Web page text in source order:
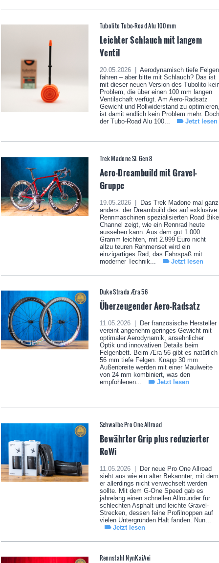
Tubolito Tubo-Road Alu 100 mm
Leichter Schlauch mit langem
Ventil
20.05.2026 |
Aerodynamisch tiefe Felgen
fahren – aber bitte mit Schlauch? Das ist
mit dieser neuen Version des Tubolito
Problem, die über einen 100 mm langen
Ventilschaft verfügt. Am Aero-Radsatz
Gewicht und Rollwiderstand zu
ist damit endlich kein Problem mehr. Doch
der Tubo-Road Alu 100...
Jetzt lesen
Trek Madone SL Gen 8
Aero-Dreambuild mit Gravel-
Gruppe
19.05.2026 |
Das Trek Madone mal ganz
anders: der Dreambuild des auf exklusive
Rennmaschinen spezialisierten Road Bike
Channel zeigt, wie ein Rennrad heute
aussehen kann. Aus dem gut 1.000
Gramm leichten, mit 2.999 Euro nicht
allzu teuren Rahmenset wird ein
einzigartiges Rad, das Fahrspaß mit
moderner Technik...
Jetzt lesen
Duke Strada Æra 56
Überzeugender Aero-Radsatz
11.05.2026 |
Der französische Hersteller
vereint angenehm geringes Gewicht mit
optimaler Aerodynamik, ansehnlicher
Optik und innovativen Details beim
Felgenbett. Beim Æra 56 gibt es natürlich
56 mm tiefe Felgen. Knapp 30 mm
Außenbreite werden mit einer Maulweite
von 24 mm kombiniert, was den
empfohlenen...
Jetzt lesen
Schwalbe Pro One Allroad
Bewährter Grip plus reduzierter
RoWi
11.05.2026 |
Der neue Pro One Allroad
sieht aus wie ein alter Bekannter, mit dem
er allerdings nicht verwechselt werden
sollte. Mit dem G-One Speed gab es
jahrelang einen schnellen Allrounder für
schlechten Asphalt und leichte Gravel-
Strecken, dessen feine Profilnoppen auf
vielen Untergründen Halt fanden. Nun...
Jetzt lesen
Rennstahl NynKaiAei